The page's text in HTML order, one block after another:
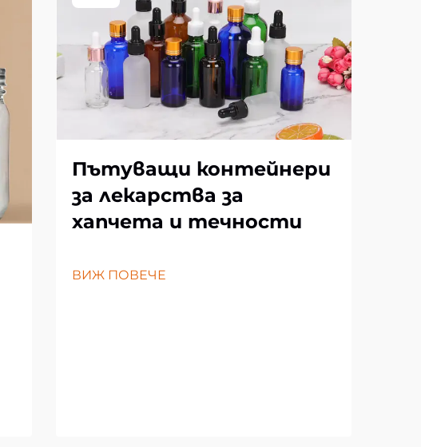
Пътуващи контейнери
за лекарства за
хапчета и течности
ВИЖ ПОВЕЧЕ